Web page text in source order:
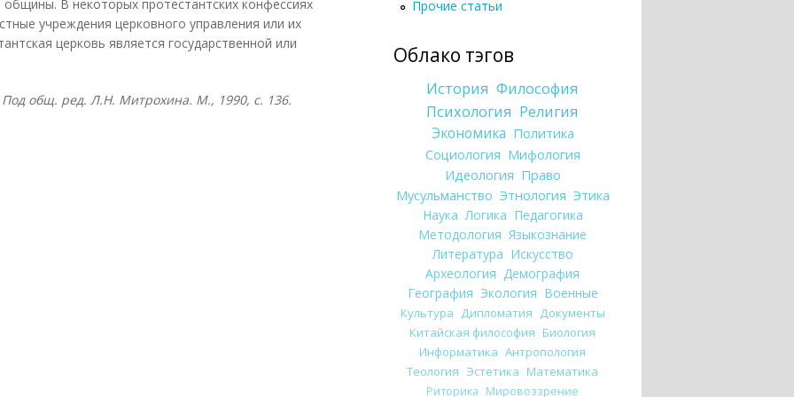
В некоторых протестантских конфессиях
учреждения церковного управления или их
церковь является государственной или
Под общ. ред. Л.Н. Митрохина. М., 1990, с. 136.
Прочие статьи
Облако тэгов
История Философия
Психология Религия
Экономика Политика
Социология Мифология
Идеология Право
Мусульманство Этнология Этика
Наука Логика Педагогика
Методология Языкознание
Литература Искусство
Археология Демография
География Экология Военные
Культура Дипломатия Документы
Китайская философия Биология
Информатика Антропология
Теология Эстетика Математика
Риторика Мировоззрение